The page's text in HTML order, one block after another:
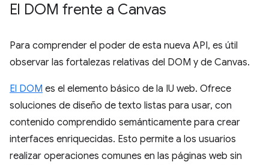
El DOM frente a Canvas
Para comprender el poder de esta nueva API, es útil
observar las fortalezas relativas del DOM y de Canvas.
El DOM es el elemento básico de la IU web. Ofrece
soluciones de diseño de texto listas para usar, con
contenido comprendido semánticamente para crear
interfaces enriquecidas. Esto permite a los usuarios
realizar operaciones comunes en las páginas web sin